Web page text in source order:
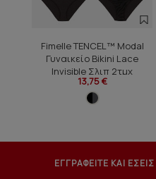
Fimelle TENCEL™ Modal
Γυναικείο Bikini Lace
Invisible Σλιπ 2τμχ
13,75 €
ΕΓΓΡΑΦΕΙΤΕ ΚΑΙ